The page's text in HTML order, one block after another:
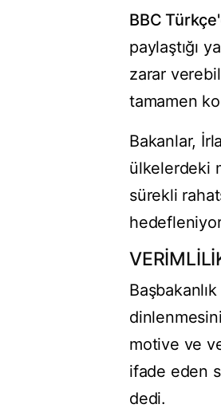
BBC
paylaştığı
zarar
tamamen
Bakanlar,
ülkelerdeki
sürekli
motive ve
ifade eden
dedi.